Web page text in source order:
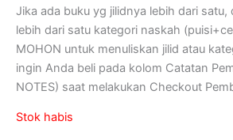
Jika ada buku yg jilidnya lebih dari satu,
lebih dari satu kategori naskah
MOHON untuk menuliskan jilid atau
ingin Anda beli pada kolom Catatan
NOTES) saat melakukan Checkout
Stok habis